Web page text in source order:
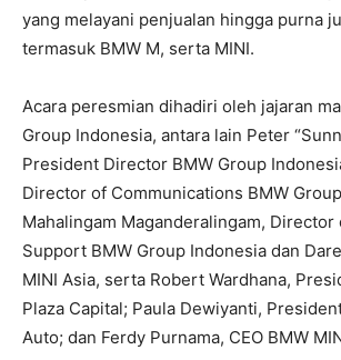
yang melayani penjualan hingga purna
termasuk BMW M, serta MINI.
Acara peresmian dihadiri oleh jajaran
Group Indonesia, antara lain Peter
President Director BMW Group
Director of Communications BMW
Mahalingam Maganderalingam,
Support BMW Group Indonesia dan
MINI Asia, serta Robert Wardhana,
Plaza Capital; Paula Dewiyanti,
Auto; dan Ferdy Purnama, CEO BMW